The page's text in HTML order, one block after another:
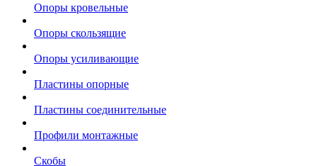
Опоры кровельные
Опоры скользящие
Опоры усиливающие
Пластины опорные
Пластины соединительные
Профили монтажные
Скобы